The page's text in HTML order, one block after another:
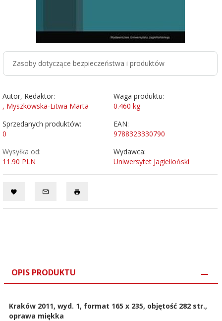
Zasoby dotyczące bezpieczeństwa i produktów
Autor, Redaktor:
, Myszkowska-Litwa Marta
Waga produktu:
0.460 kg
Sprzedanych produktów:
0
EAN:
9788323330790
Wysyłka od:
11.90 PLN
Wydawca:
Uniwersytet Jagielloński
OPIS PRODUKTU
Kraków 2011, wyd. 1, format 165 x 235, objętość 282 str.,
oprawa miękka